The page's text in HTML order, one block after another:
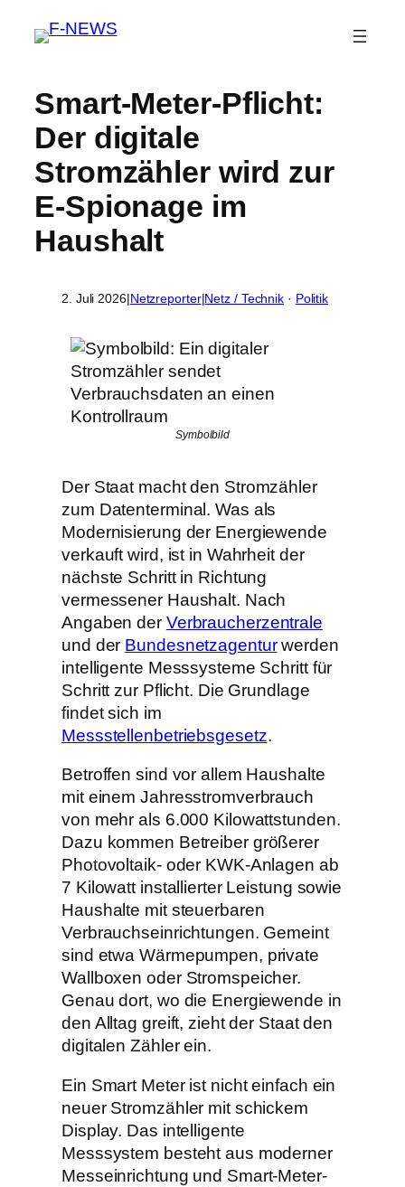
Smart-Meter-Pflicht:
Der digitale
Stromzähler wird zur
E-Spionage im
Haushalt
2. Juli 2026|Netzreporter|Netz / Technik · Politik
Symbolbild
Der Staat macht den Stromzähler
zum Datenterminal. Was als
Modernisierung der Energiewende
verkauft wird, ist in Wahrheit der
nächste Schritt in Richtung
vermessener Haushalt. Nach
Angaben der Verbraucherzentrale
und der Bundesnetzagenturwerden
intelligente Messsysteme Schritt für
Schritt zur Pflicht. Die Grundlage
findet sich im
Messstellenbetriebsgesetz.
Betroffen sind vor allem Haushalte
mit einem Jahresstromverbrauch
von mehr als 6.000 Kilowattstunden.
Dazu kommen Betreiber größerer
Photovoltaik- oder KWK-Anlagen ab
7 Kilowatt installierter Leistung sowie
Haushalte mit steuerbaren
Verbrauchseinrichtungen. Gemeint
sind etwa Wärmepumpen, private
Wallboxen oder Stromspeicher.
Genau dort, wo die Energiewende in
den Alltag greift, zieht der Staat den
digitalen Zähler ein.
Ein Smart Meter ist nicht einfach ein
neuer Stromzähler mit schickem
Display. Das intelligente
Messsystem besteht aus moderner
Messeinrichtung und Smart-Meter-